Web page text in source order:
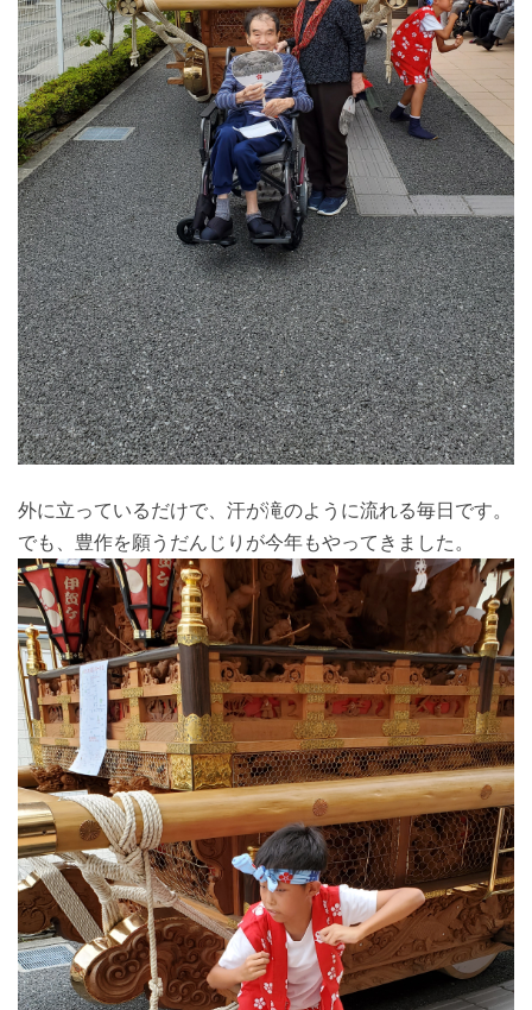
外に立っているだけで、汗が滝のように流れる毎日です。
でも、豊作を願うだんじりが今年もやってきました。